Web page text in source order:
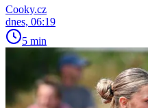
Cooky.cz
dnes, 06:19
5 min